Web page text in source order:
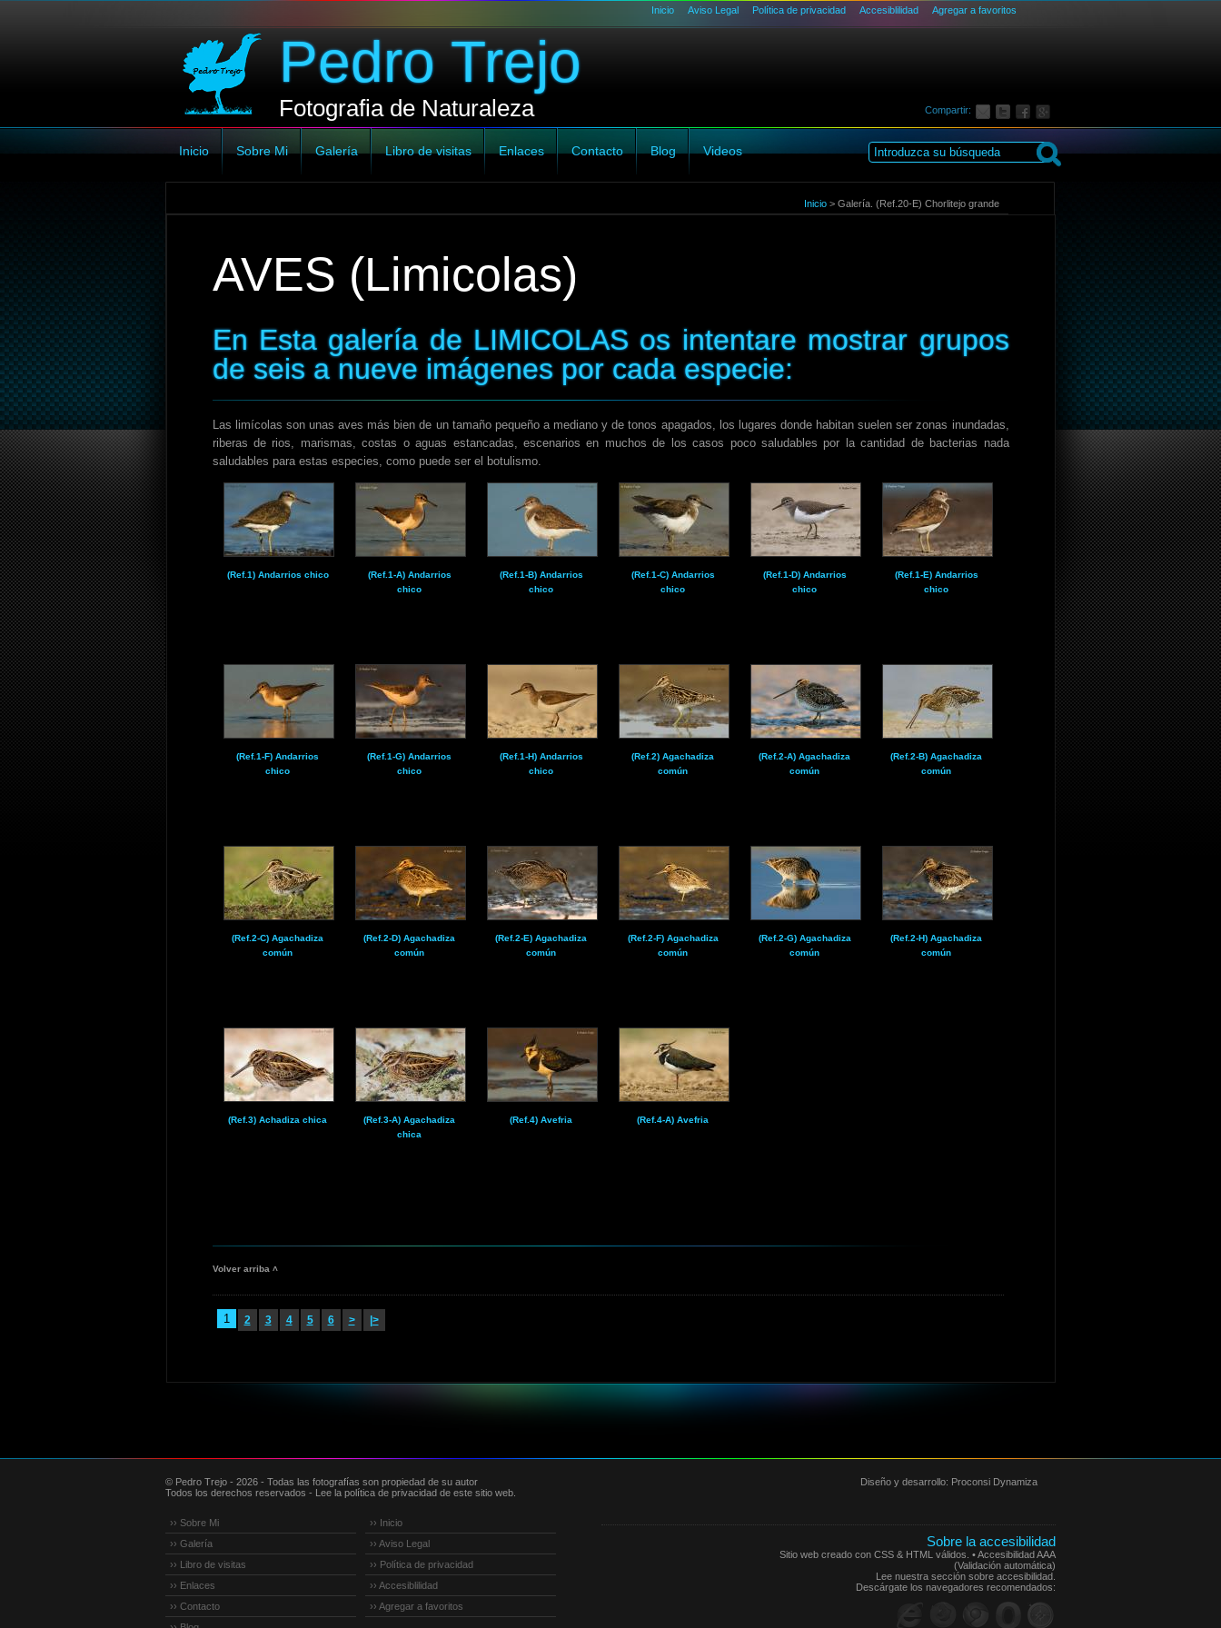
Inicio Aviso Legal Política de privacidad Accesiblilidad Agregar a favoritos
Pedro Trejo
Fotografia de Naturaleza Compartir:
Inicio Sobre Mi Galería Libro de visitas Enlaces Contacto Blog Videos
Inicio > Galería. (Ref.20-E) Chorlitejo grande
AVES (Limicolas)
En Esta galería de LIMICOLAS os intentare mostrar grupos
de seis a nueve imágenes por cada especie:
Las limícolas son unas aves más bien de un tamaño pequeño a mediano y de tonos apagados, los lugares donde habitan suelen ser zonas inundadas,
riberas de rios, marismas, costas o aguas estancadas, escenarios en muchos de los casos poco saludables por la cantidad de bacterias nada
saludables para estas especies, como puede ser el botulismo.
(Ref.1) Andarrios chico
(Ref.1-A) Andarrios
chico
(Ref.1-B) Andarrios
chico
(Ref.1-C) Andarrios
chico
(Ref.1-D) Andarrios
chico
(Ref.1-E) Andarrios
chico
(Ref.1-F) Andarrios
chico
(Ref.1-G) Andarrios
chico
(Ref.1-H) Andarrios
chico
(Ref.2) Agachadiza
común
(Ref.2-A) Agachadiza
común
(Ref.2-B) Agachadiza
común
(Ref.2-C) Agachadiza
común
(Ref.2-D) Agachadiza
común
(Ref.2-E) Agachadiza
común
(Ref.2-F) Agachadiza
común
(Ref.2-G) Agachadiza
común
(Ref.2-H) Agachadiza
común
(Ref.3) Achadiza chica
(Ref.3-A) Agachadiza
chica
(Ref.4) Avefria (Ref.4-A) Avefria
Volver arriba ˄
1 2 3 4 5 6 > |>
© Pedro Trejo - 2026 - Todas las fotografías son propiedad de su autor
Todos los derechos reservados - Lee la política de privacidad de este sitio web.
Diseño y desarrollo: Proconsi Dynamiza
Sobre la accesibilidad
Sitio web creado con CSS & HTML válidos. • Accesibilidad AAA
(Validación automática)
Lee nuestra sección sobre accesibilidad.
Descárgate los navegadores recomendados:
›› Sobre Mi
›› Galería
›› Libro de visitas
›› Enlaces
›› Contacto
›› Inicio
›› Aviso Legal
›› Política de privacidad
›› Accesiblilidad
›› Agregar a favoritos